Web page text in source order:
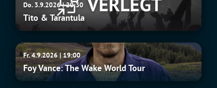
Tarantula
Do. 3.9.2026 | 20:30
Tito & Tarantula
Foy
Vance:
The
Wake
Fr. 4.9.2026 | 19:00
Foy Vance: The Wake World Tour